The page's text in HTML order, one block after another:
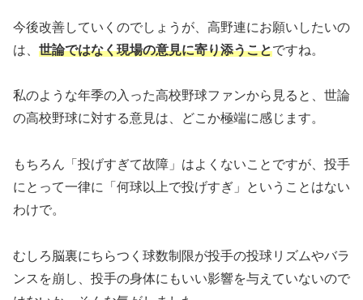
今後改善していくのでしょうが、高野連にお願いしたいの
は、 世論ではなく現場の意見に寄り添うことですね。
私のような年季の入った高校野球ファンから見ると、世論
の高校野球に対する意見は、どこか極端に感じます。
もちろん「投げすぎて故障」はよくないことですが、投手
にとって一律に「何球以上で投げすぎ」ということはない
わけで。
むしろ脳裏にちらつく球数制限が投手の投球リズムやバラ
ンスを崩し、投手の身体にもいい影響を与えていないので